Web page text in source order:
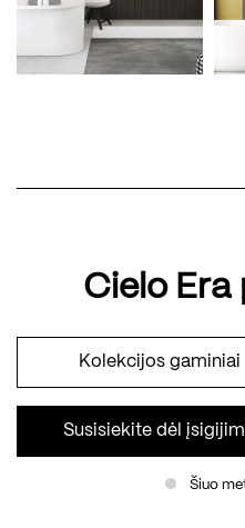
Cielo Era
Kolekcijos gaminiai
Susisiekite dėl
Šiuo